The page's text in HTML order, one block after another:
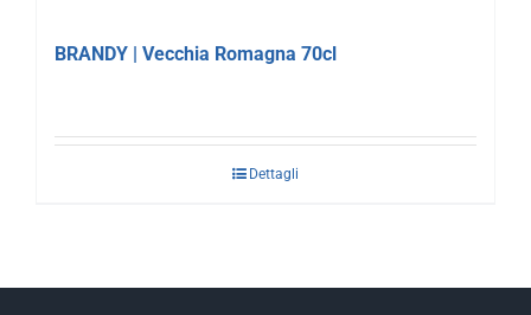
BRANDY | Vecchia Romagna 70cl
Dettagli